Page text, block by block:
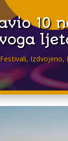
10
Festivali, Izdvojeno,